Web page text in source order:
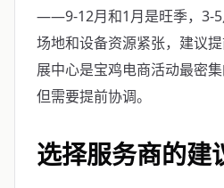
——9-12月和1月是旺季，3-5
场地和设备资源紧张，建议
展中心是宝鸡电商活动最密
但需要提前协调。
选择服务商的建